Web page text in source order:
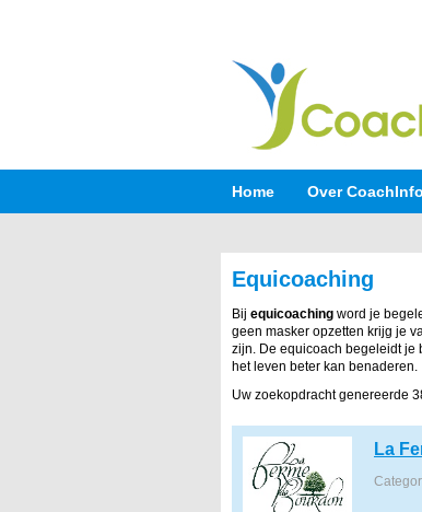
Home Over CoachInfo
Equicoaching
Bij equicoaching word je
geen masker opzetten krijg je
zijn. De equicoach begeleidt je
het leven beter kan benaderen.
Uw zoekopdracht genereerde
La